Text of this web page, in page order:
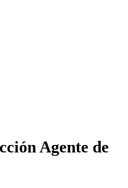
Agente de